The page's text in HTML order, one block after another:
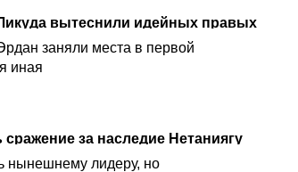
вытеснили идейных правых
заняли места в первой
иная
за наследие Нетаниягу
нынешнему лидеру, но